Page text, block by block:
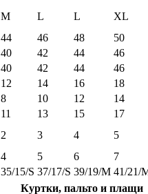
M L L
XL
44 46 48
50
40 42 44
46
40 42 44
46
12 14 16
18
8 10 12
14
11 13 15
17
2 3 4
5
4 5 6
7
35/15/S 37/17/S 39/19/M 41/21/
Куртки, пальто и плащи